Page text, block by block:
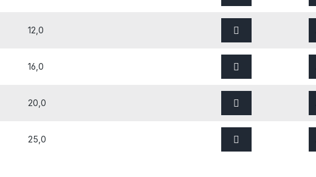
12,0
16,0
20,0
25,0